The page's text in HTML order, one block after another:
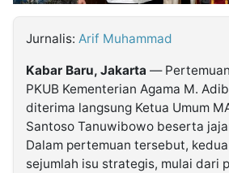
Jurnalis: Arif Muhammad
Kabar Baru, Jakarta —
PKUB Kementerian Agama M.
diterima langsung Ketua Umum
Santoso Tanuwibowo beserta
Dalam pertemuan tersebut,
sejumlah isu strategis, mulai dari